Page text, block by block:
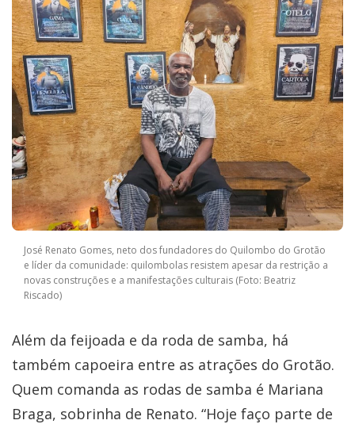
José Renato Gomes, neto dos fundadores do Quilombo do Grotão
e líder da comunidade: quilombolas resistem apesar da restrição a
novas construções e a manifestações culturais (Foto: Beatriz
Riscado)
Além da feijoada e da roda de samba, há
também capoeira entre as atrações do Grotão.
Quem comanda as rodas de samba é Mariana
Braga, sobrinha de Renato. “Hoje faço parte de